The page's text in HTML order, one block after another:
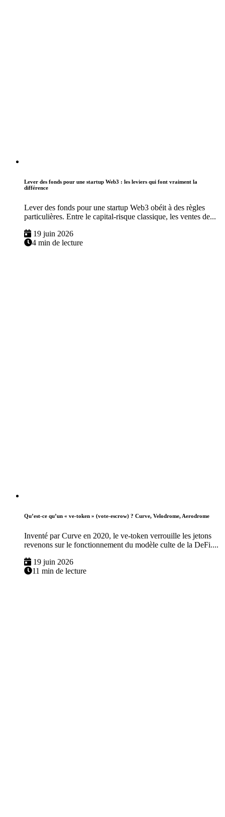
Lever des fonds pour une startup Web3 : les leviers qui font vraiment la
différence
Lever des fonds pour une startup Web3 obéit à des règles
particulières. Entre le capital-risque classique, les ventes de...
19 juin 2026
4 min de lecture
Qu’est-ce qu’un « ve-token » (vote-escrow) ? Curve, Velodrome, Aerodrome
Inventé par Curve en 2020, le ve-token verrouille les jetons
revenons sur le fonctionnement du modèle culte de la DeFi....
19 juin 2026
11 min de lecture